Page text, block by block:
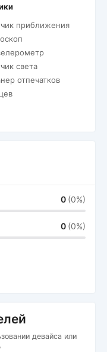
приближения
света
отпечатков
0 (0%)
0 (0%)
девайса или